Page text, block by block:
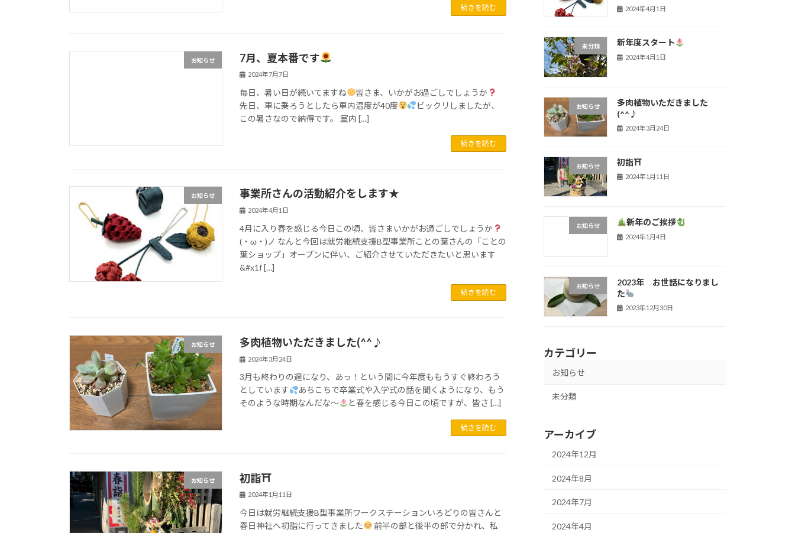
続きを読む
お知らせ 7月、夏本番です
2024年7月7日
毎日、暑い日が続いてますね
皆さま、いかがお過ごしでしょうか
先日、車に乗ろうとしたら車内温度が40度
ビックリしましたが、
この暑さなので納得です。 室内 […]
続きを読む
お知らせ 事業所さんの活動紹介をします★
2024年4月1日
4月に入り春を感じる今日この頃、皆さまいかがお過ごしでしょうか
(・ω・)ノ なんと今回は就労継続支援B型事業所ことの葉さんの「ことの
葉ショップ」オープンに伴い、ご紹介させていただきたいと思います
&#x1f […]
続きを読む
お知らせ 多肉植物いただきました(^^♪
2024年3月24日
3月も終わりの週になり、あっ！という間に今年度ももうすぐ終わろう
としています
あちこちで卒業式や入学式の話を聞くようになり、もう
そのような時期なんだな～
と春を感じる今日この頃ですが、皆さ […]
続きを読む
お知らせ 初詣⛩
2024年1月11日
今日は就労継続支援B型事業所ワークステーションいろどりの皆さんと
春日神社へ初詣に行ってきました
前半の部と後半の部で分かれ、私
2024年4月1日
未分類 新年度スタート
2024年4月1日
お知らせ
多肉植物いただきました
(^^♪
2024年3月24日
お知らせ 初詣⛩
2024年1月11日
お知らせ 新年のご挨拶
2024年1月4日
お知らせ
2023年 お世話になりまし
た
2023年12月30日
カテゴリー
お知らせ
未分類
アーカイブ
2024年12月
2024年8月
2024年7月
2024年4月